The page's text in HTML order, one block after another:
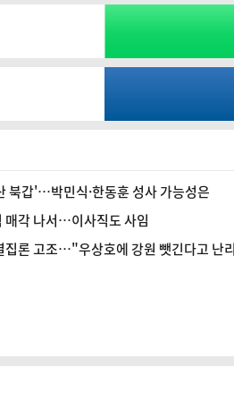
북갑'…박민식·한동훈 성사 가능성은
매각 나서…이사직도 사임
집론 고조…"우상호에 강원 뺏긴다고 난